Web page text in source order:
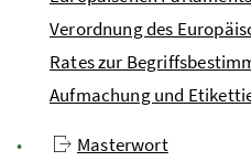
Verordnung des
Rates zur
Aufmachung und
Masterwort